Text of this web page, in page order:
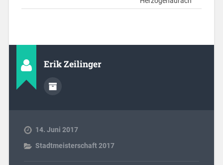
Erik Zeilinger
14. Juni 2017
Stadtmeisterschaft 2017